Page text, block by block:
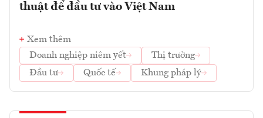
thuật để đầu tư vào Việt Nam
Xem thêm
Doanh nghiệp niêm yết
Thị trường
Đầu tư
Quốc tế Khung pháp lý